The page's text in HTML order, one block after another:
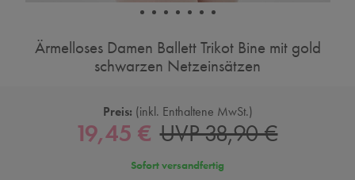
Ärmelloses Damen Ballett Trikot Bine mit gold
schwarzen Netzeinsätzen
Preis: inkl. Enthaltene MwSt.
UVP 38,90 €
19,45 €
Sofort versandfertig